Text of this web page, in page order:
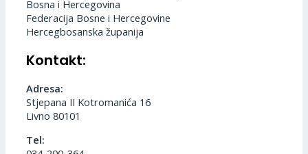
Bosna i Hercegovina
Federacija Bosne i Hercegovine
Hercegbosanska županija
Kontakt:
Adresa:
Stjepana II Kotromanića 16
Livno 80101
Tel: